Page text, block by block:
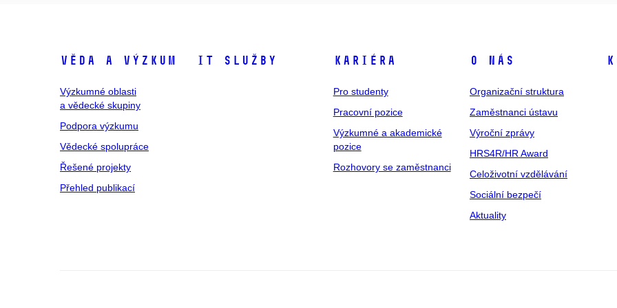
Věda a výzkum
Výzkumné oblasti
a vědecké skupiny
Podpora výzkumu
Vědecké spolupráce
Řešené projekty
Přehled publikací
IT služby Kariéra
Pro studenty
Pracovní pozice
Výzkumné a akademické
pozice
Rozhovory se zaměstnanci
O nás
Organizační struktura
Zaměstnanci ústavu
Výroční zprávy
HRS4R/HR Award
Celoživotní vzdělávání
Sociální bezpečí
Aktuality